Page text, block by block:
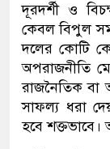
দূরদর্শী ও
কেবল বিপুল
দলের কোটি
অপরাজনীতি
রাজনৈতিক বা
সাফল্য ধরা
হবে শক্তভাবে।